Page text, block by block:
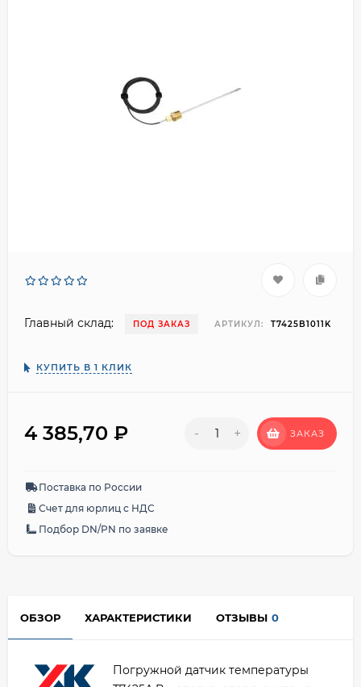
Главный склад: ПОД ЗАКАЗ АРТИКУЛ: T7425B1011K
КУПИТЬ В 1 КЛИК
4 385,70 ₽ - + ЗАКАЗ
Поставка по России
Счет для юрлиц с НДС
Подбор DN/PN по заявке
ОБЗОР ХАРАКТЕРИСТИКИ ОТЗЫВЫ 0
Погружной датчик температуры